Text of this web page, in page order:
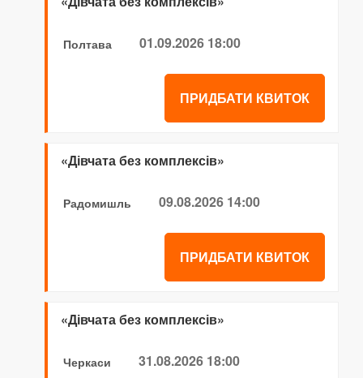
Полтава 01.09.2026 18:00
ПРИДБАТИ КВИТОК
«Дівчата без комплексів»
Радомишль 09.08.2026 14:00
ПРИДБАТИ КВИТОК
«Дівчата без комплексів»
Черкаси 31.08.2026 18:00